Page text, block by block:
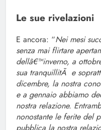
Le sue rivelazioni
E ancora: “Nei mesi
senza mai flirtare
dellâ€™inverno, a
sua tranquillitÃ e
dicembre, la nostra
e a gennaio abbiamo
nostra relazione.
nonostante le ferite del